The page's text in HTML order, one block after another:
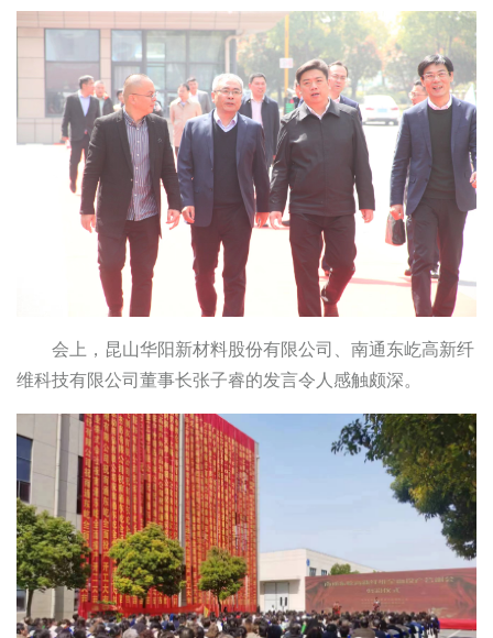
会上，昆山华阳新材料股份有限公司、南通东屹高新纤
维科技有限公司董事长张子睿的发言令人感触颇深。